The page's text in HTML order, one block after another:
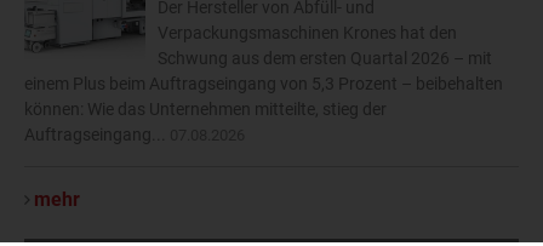
Der Hersteller von Abfüll- und
Verpackungsmaschinen Krones hat den
Schwung aus dem ersten Quartal 2026 – mit
einem Plus beim Auftragseingang von 5,3 Prozent – beibehalten
können: Wie das Unternehmen mitteilte, stieg der
Auftragseingang...
mehr